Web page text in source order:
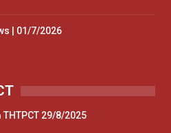
| 01/7/2026
29/8/2025